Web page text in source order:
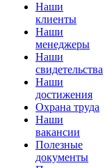
Наши
клиенты
Наши
менеджеры
Наши
свидетельства
Наши
достижения
Охрана труда
Наши
вакансии
Полезные
документы